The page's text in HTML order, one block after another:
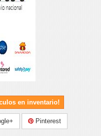
en inventario!
Pinterest